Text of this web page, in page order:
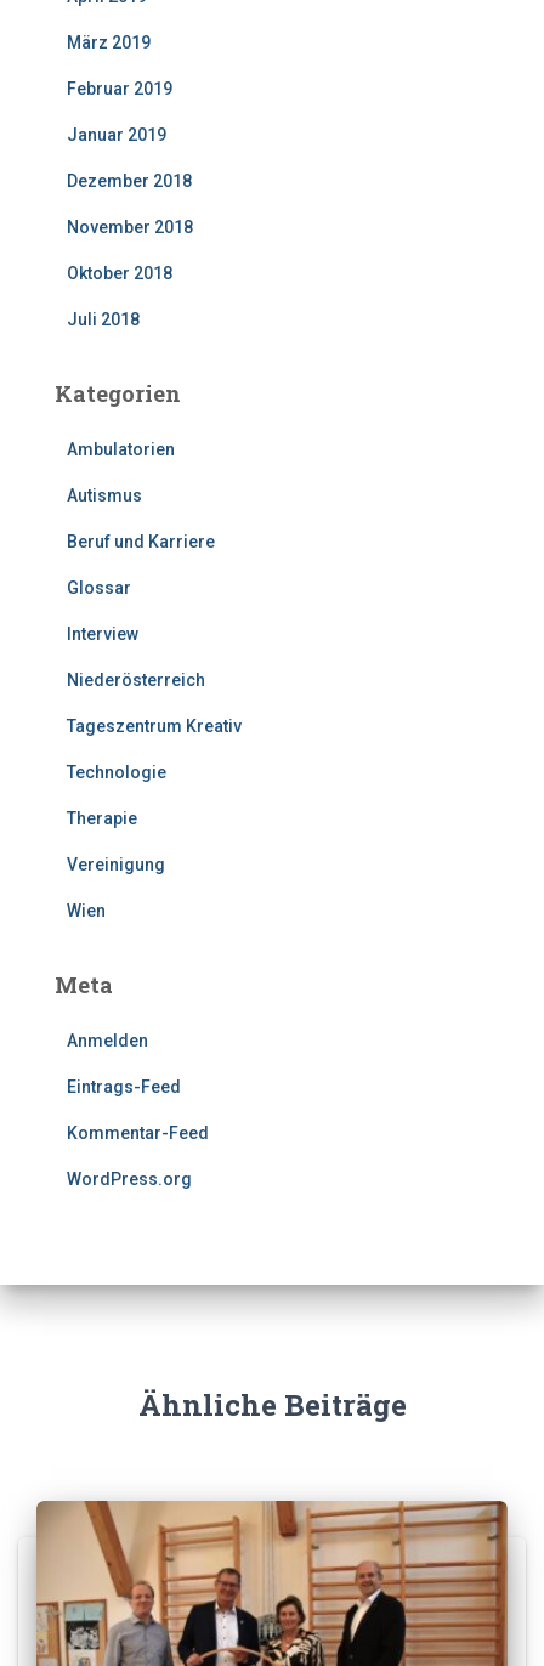
März 2019
Februar 2019
Januar 2019
Dezember 2018
November 2018
Oktober 2018
Juli 2018
Kategorien
Ambulatorien
Autismus
Beruf und Karriere
Glossar
Interview
Niederösterreich
Tageszentrum Kreativ
Technologie
Therapie
Vereinigung
Wien
Meta
Anmelden
Eintrags-Feed
Kommentar-Feed
WordPress.org
Ähnliche Beiträge